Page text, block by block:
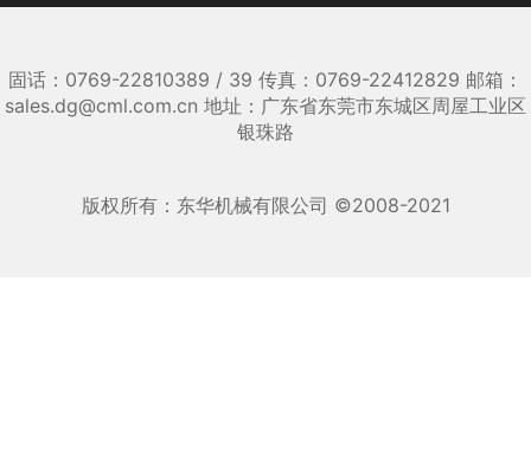
固话：0769-22810389 / 39 传真：0769-22412829 邮箱：
sales.dg@cml.com.cn 地址：广东省东莞市东城区周屋工业区
银珠路
版权所有：东华机械有限公司 ©2008-2021